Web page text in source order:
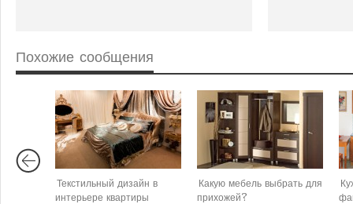
Похожие сообщения
Текстильный дизайн в
интерьере квартиры
Какую мебель выбрать для
прихожей?